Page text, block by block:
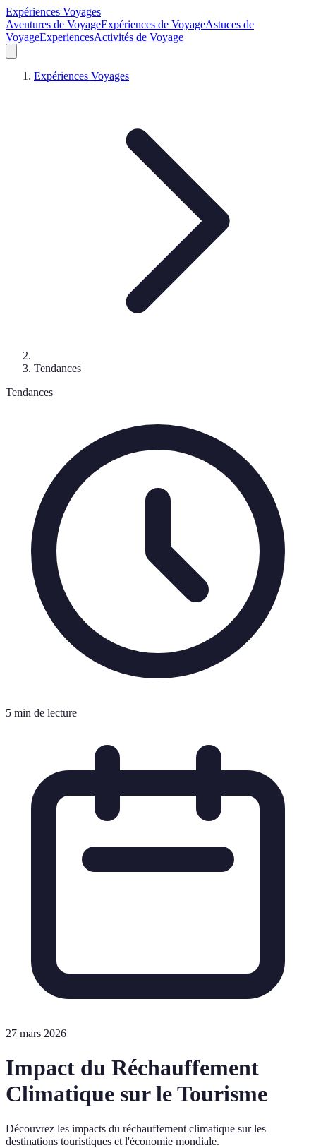
Expériences Voyages
Aventures de VoyageExpériences de VoyageAstuces de
VoyageExperiencesActivités de Voyage
Expériences Voyages
Tendances
Tendances
5 min de lecture
27 mars 2026
Impact du Réchauffement
Climatique sur le Tourisme
Découvrez les impacts du réchauffement climatique sur les
destinations touristiques et l'économie mondiale.